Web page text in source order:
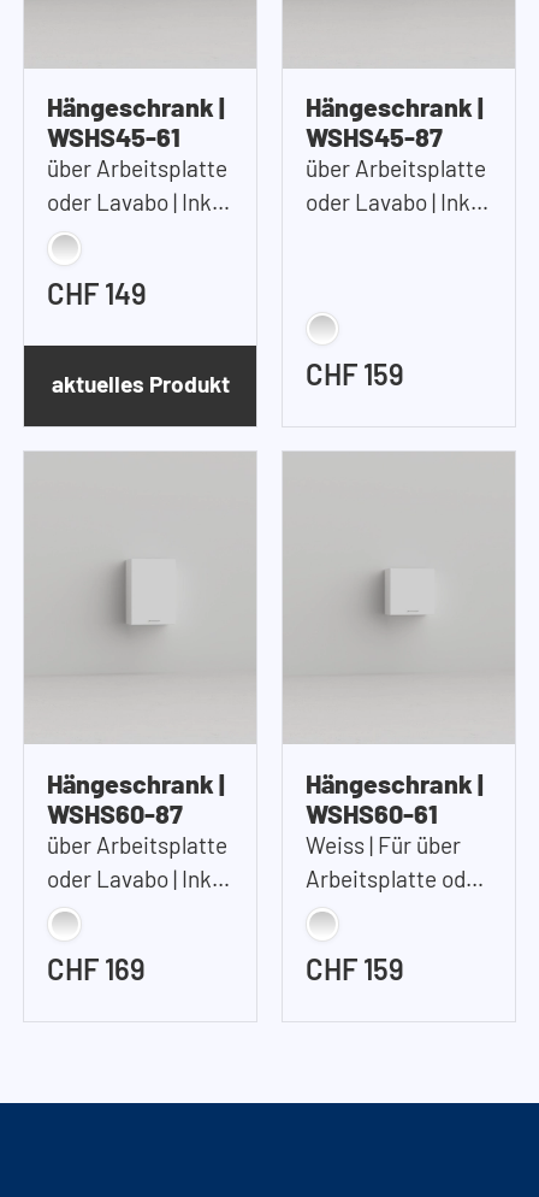
Hängeschrank |
WSHS45-61
über Arbeitsplatte
oder Lavabo | Inkl.
1x Tablar |
45x61x37 cm
(BxHxT)
CHF 149
aktuelles Produkt
Hängeschrank |
WSHS45-87
über Arbeitsplatte
oder Lavabo | Inkl.
CHF 159
Hängeschrank |
WSHS60-87
über Arbeitsplatte
oder Lavabo | Inkl.
2 Tablare |
60x87x37 cm
(BxHxT)
CHF 169
Hängeschrank |
WSHS60-61
Weiss | Für über
Arbeitsplatte oder
Lavabo | Inkl. 1x
Tablar | 60x61x37
cm (BxHxT)
CHF 159